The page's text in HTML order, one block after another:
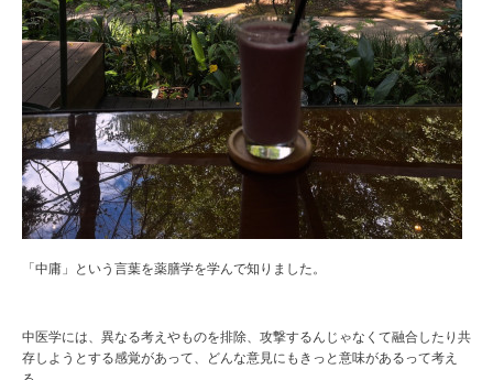
「中庸」という言葉を薬膳学を学んで知りました。
中医学には、異なる考えやものを排除、攻撃するんじゃなくて融合したり共
存しようとする感覚があって、どんな意見にもきっと意味があるって考え